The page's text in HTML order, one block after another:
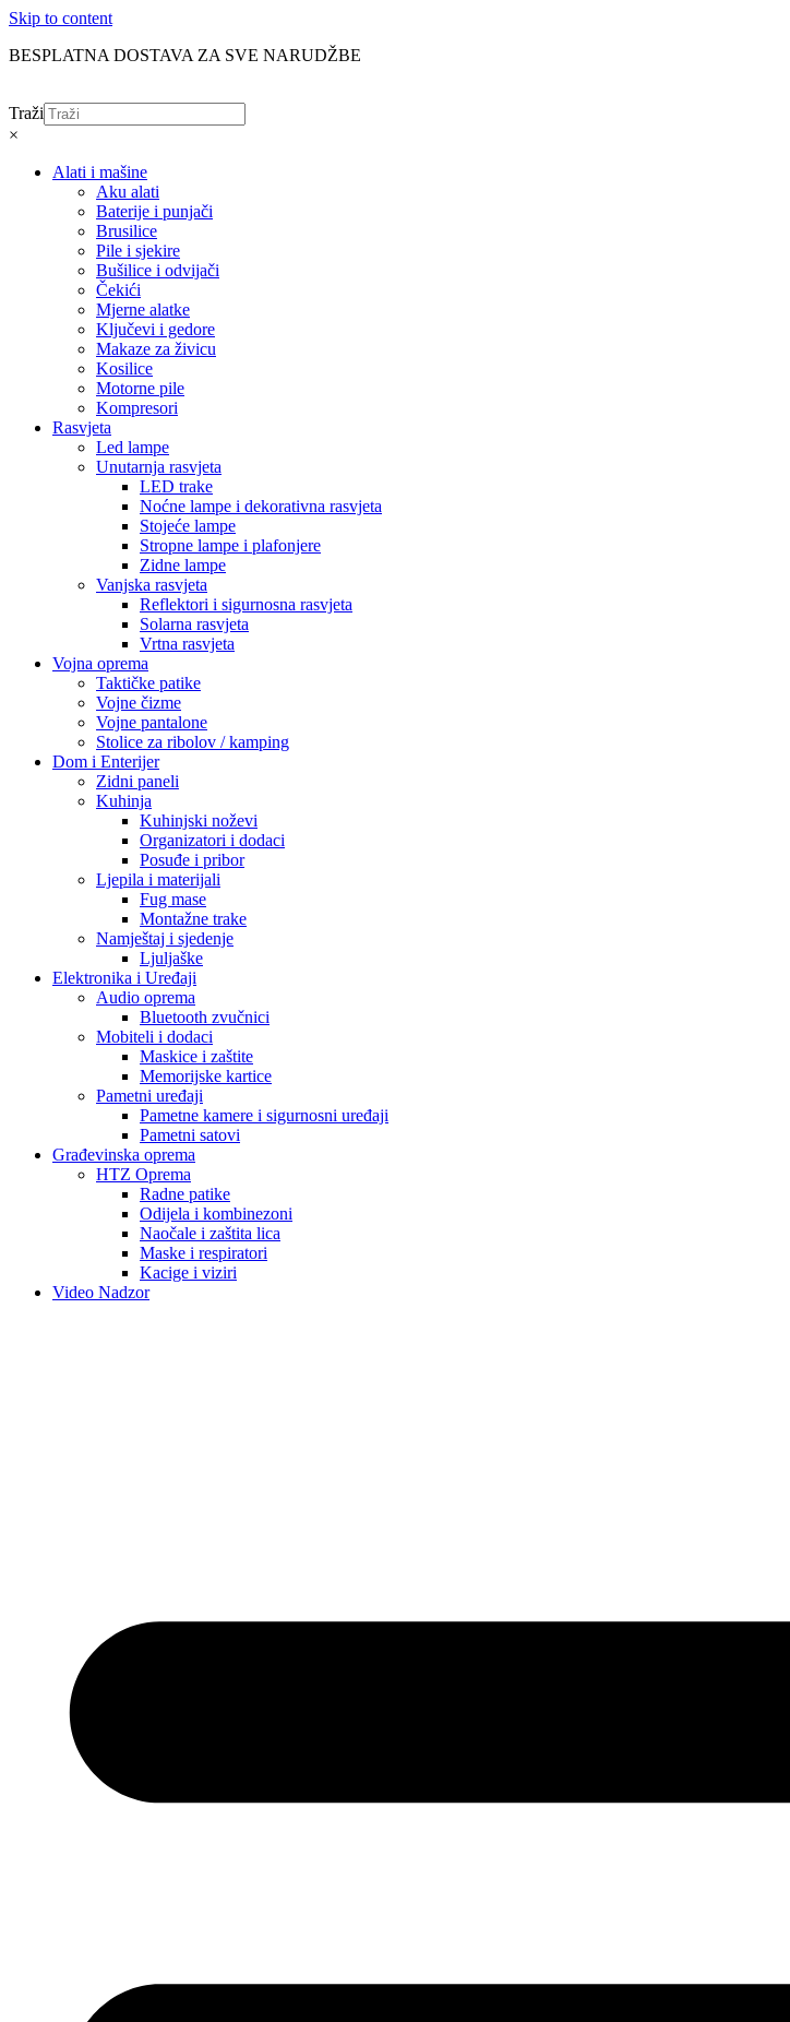
Skip to content
BESPLATNA DOSTAVA ZA SVE NARUDŽBE
Traži
×
Alati i mašine
Aku alati
Baterije i punjači
Brusilice
Pile i sjekire
Bušilice i odvijači
Čekići
Mjerne alatke
Ključevi i gedore
Makaze za živicu
Kosilice
Motorne pile
Kompresori
Rasvjeta
Led lampe
Unutarnja rasvjeta
LED trake
Noćne lampe i dekorativna rasvjeta
Stojeće lampe
Stropne lampe i plafonjere
Zidne lampe
Vanjska rasvjeta
Reflektori i sigurnosna rasvjeta
Solarna rasvjeta
Vrtna rasvjeta
Vojna oprema
Taktičke patike
Vojne čizme
Vojne pantalone
Stolice za ribolov / kamping
Dom i Enterijer
Zidni paneli
Kuhinja
Kuhinjski noževi
Organizatori i dodaci
Posuđe i pribor
Ljepila i materijali
Fug mase
Montažne trake
Namještaj i sjedenje
Ljuljaške
Elektronika i Uređaji
Audio oprema
Bluetooth zvučnici
Mobiteli i dodaci
Maskice i zaštite
Memorijske kartice
Pametni uređaji
Pametne kamere i sigurnosni uređaji
Pametni satovi
Građevinska oprema
HTZ Oprema
Radne patike
Odijela i kombinezoni
Naočale i zaštita lica
Maske i respiratori
Kacige i viziri
Video Nadzor